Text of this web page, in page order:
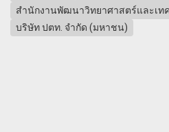
สำนักงานพัฒนาวิทยาศาสตร์และเท
บริษัท ปตท. จำกัด (มหาชน)